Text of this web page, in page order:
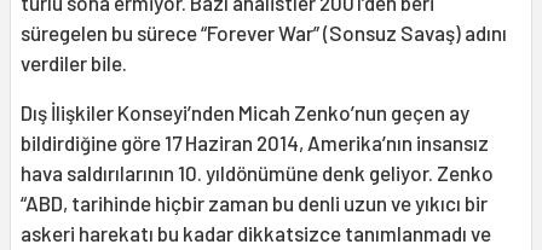
süregelen bu sürece “Forever War” (Sonsuz Savaş) adını
verdiler bile.
Dış İlişkiler Konseyi’nden Micah Zenko’nun geçen ay
bildirdiğine göre 17 Haziran 2014, Amerika’nın insansız
hava saldırılarının 10. yıldönümüne denk geliyor. Zenko
“ABD, tarihinde hiçbir zaman bu denli uzun ve yıkıcı bir
askeri harekatı bu kadar dikkatsizce tanımlanmadı ve